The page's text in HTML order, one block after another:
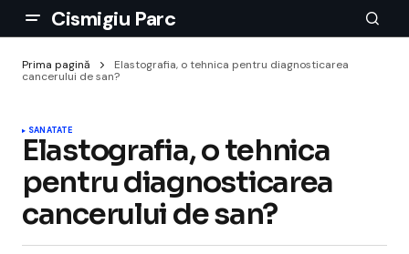
Cismigiu Parc
Prima pagină
Elastografia, o tehnica pentru diagnosticarea
cancerului de san?
SANATATE
Elastografia, o tehnica
pentru diagnosticarea
cancerului de san?